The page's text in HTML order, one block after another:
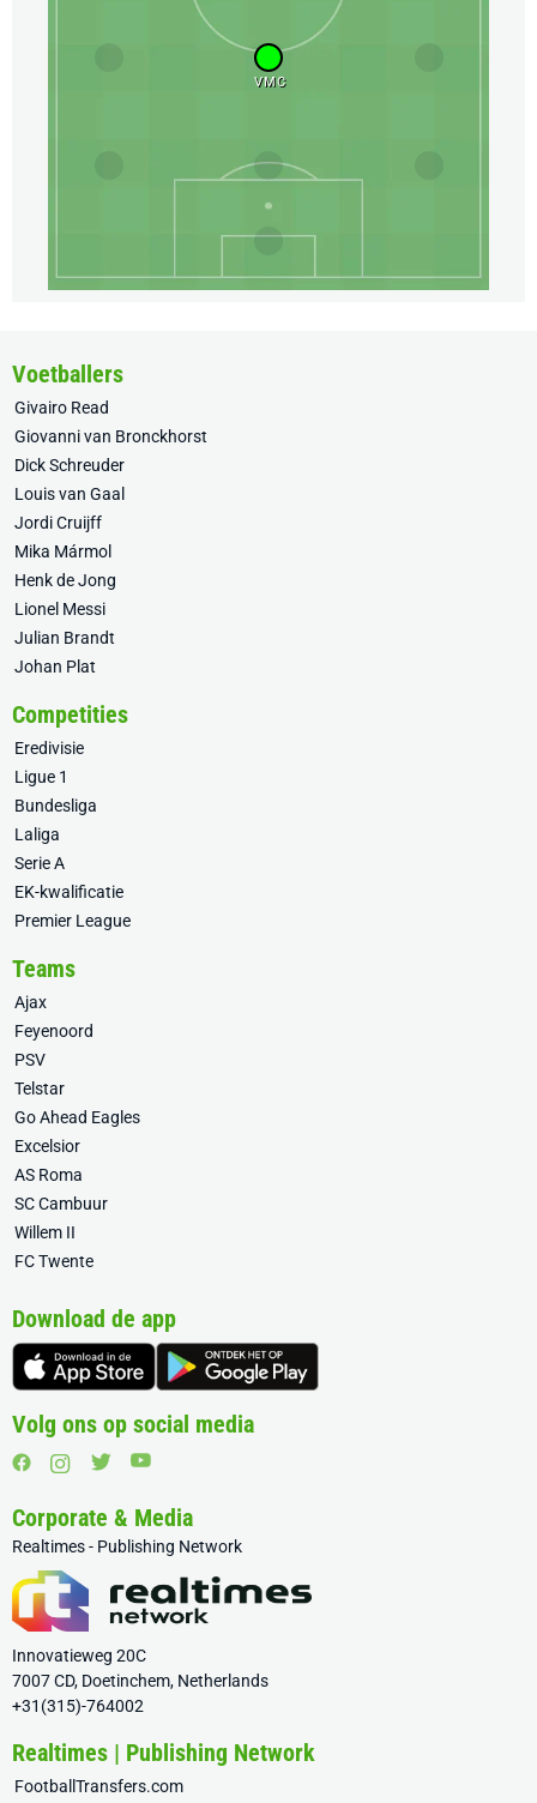
VMC
Voetballers
Givairo Read
Giovanni van Bronckhorst
Dick Schreuder
Louis van Gaal
Jordi Cruijff
Mika Mármol
Henk de Jong
Lionel Messi
Julian Brandt
Johan Plat
Competities
Eredivisie
Ligue 1
Bundesliga
Laliga
Serie A
EK-kwalificatie
Premier League
Teams
Ajax
Feyenoord
PSV
Telstar
Go Ahead Eagles
Excelsior
AS Roma
SC Cambuur
Willem II
FC Twente
Download de app
Volg ons op social media
Corporate & Media
Realtimes - Publishing Network
Innovatieweg 20C
7007 CD, Doetinchem, Netherlands
+31(315)-764002
Realtimes | Publishing Network
FootballTransfers.com